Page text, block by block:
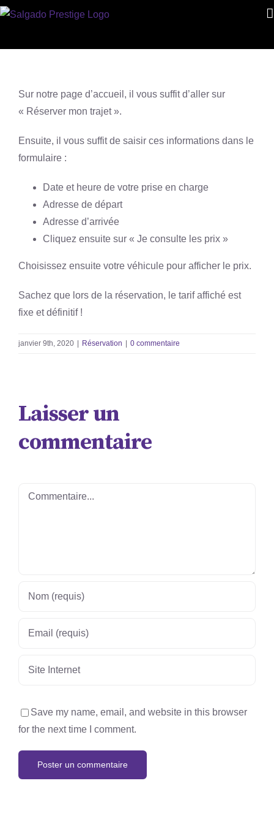
Skip
Sur notre page d’accueil, il vous suffit d’aller sur
« Réserver mon trajet ».
Ensuite, il vous suffit de saisir ces informations dans le
formulaire :
Date et heure de votre prise en charge
Adresse de départ
Adresse d’arrivée
Cliquez ensuite sur « Je consulte les prix »
Choisissez ensuite votre véhicule pour afficher le prix.
Sachez que lors de la réservation, le tarif affiché est
fixe et définitif !
janvier 9th, 2020 Réservation 0 commentaire
Laisser un
commentaire
Commentaire
Save my name, email, and website in this browser
for the next time I comment.